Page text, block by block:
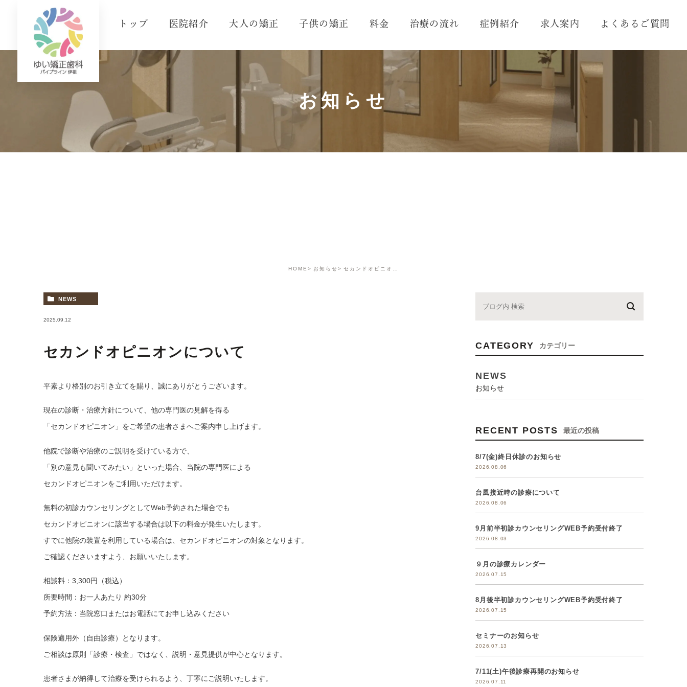
トップ 医院紹介 大人の矯正 子供の矯正 料金 治療の流れ 症例紹介 求人案内 よくあるご質問
お知らせ
HOME お知らせ セカンドオピニオンについて
NEWS
2025.09.12
セカンドオピニオンについて
平素より格別のお引き立てを賜り、誠にありがとうございます。
現在の診断・治療方針について、他の専門医の見解を得る
「セカンドオピニオン」をご希望の患者さまへご案内申し上げます。
他院で診断や治療のご説明を受けている方で、
「別の意見も聞いてみたい」といった場合、当院の専門医による
セカンドオピニオンをご利用いただけます。
無料の初診カウンセリングとしてWeb予約された場合でも
セカンドオピニオンに該当する場合は以下の料金が発生いたします。
すでに他院の装置を利用している場合は、セカンドオピニオンの対象となります。
ご確認くださいますよう、お願いいたします。
相談料：3,300円（税込）
所要時間：お一人あたり 約30分
予約方法：当院窓口またはお電話にてお申し込みください
保険適用外（自由診療）となります。
ご相談は原則「診療・検査」ではなく、説明・意見提供が中心となります。
患者さまが納得して治療を受けられるよう、丁寧にご説明いたします。
CATEGORY カテゴリー
NEWS
お知らせ
RECENT POSTS 最近の投稿
8/7(金)終日休診のお知らせ
2026.08.06
台風接近時の診療について
2026.08.06
9月前半初診カウンセリングWEB予約受付終了
2026.08.03
９月の診療カレンダー
2026.07.15
8月後半初診カウンセリングWEB予約受付終了
2026.07.15
セミナーのお知らせ
2026.07.13
7/11(土)午後診療再開のお知らせ
2026.07.11